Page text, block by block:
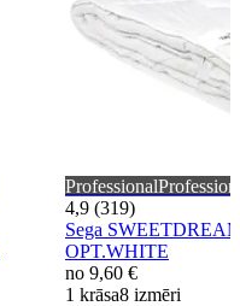
Professional
4,9 (319)
Sega
OPT.WHITE
no 9,60 €
1 krāsa8 izmēri